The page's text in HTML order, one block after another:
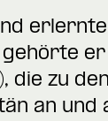
die zu
an und